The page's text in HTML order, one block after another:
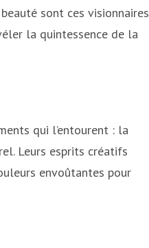
sont ces visionnaires
la quintessence de la
qui l’entourent : la
Leurs esprits créatifs
envoûtantes pour